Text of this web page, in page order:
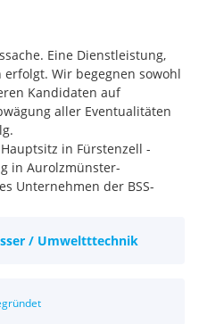
Eine Dienstleistung,
Wir begegnen sowohl
Kandidaten auf
aller Eventualitäten
in Fürstenzell -
in Aurolzmünster-
Unternehmen der BSS-
Kenntnisse über
anbieten zu können. Wir
/ Umweltttechnik